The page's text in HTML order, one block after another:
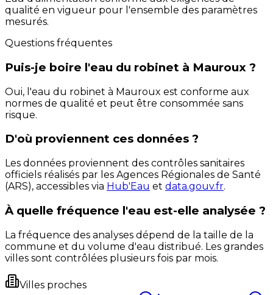
qualité en vigueur pour l'ensemble des paramètres
mesurés.
Questions fréquentes
Puis-je boire l'eau du robinet à Mauroux ?
Oui, l'eau du robinet à Mauroux est conforme aux
normes de qualité et peut être consommée sans
risque.
D'où proviennent ces données ?
Les données proviennent des contrôles sanitaires
officiels réalisés par les Agences Régionales de Santé
(ARS), accessibles via Hub'Eau et data.gouv.fr.
À quelle fréquence l'eau est-elle analysée ?
La fréquence des analyses dépend de la taille de la
commune et du volume d'eau distribué. Les grandes
villes sont contrôlées plusieurs fois par mois.
Villes proches